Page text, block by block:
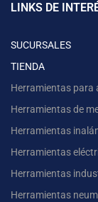
LINKS DE
SUCURSALES
TIENDA
Herramientas para
Herramientas de
Herramientas
Herramientas
Herramientas
Herramientas